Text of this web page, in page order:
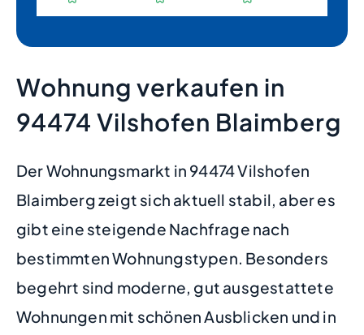
Wohnung verkaufen in
94474 Vilshofen Blaimberg
Der Wohnungsmarkt in 94474 Vilshofen
Blaimberg zeigt sich aktuell stabil, aber es
gibt eine steigende Nachfrage nach
bestimmten Wohnungstypen. Besonders
begehrt sind moderne, gut ausgestattete
Wohnungen mit schönen Ausblicken und in